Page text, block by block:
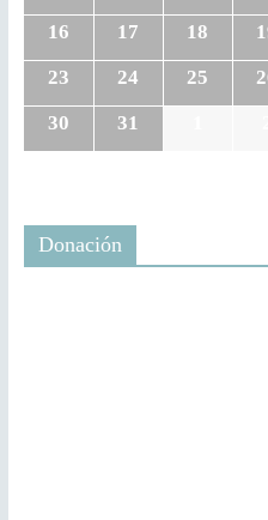
16
17 18
23
24 25
30
31
Donación